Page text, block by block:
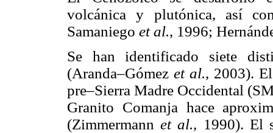
volcánica y plutónica, así
Samaniego et al., 1996;
Se han identificado siete
(Aranda–Gómez et al., 2003).
pre–Sierra Madre Occidental
Granito Comanja hace
(Zimmermannet al., 1990). El